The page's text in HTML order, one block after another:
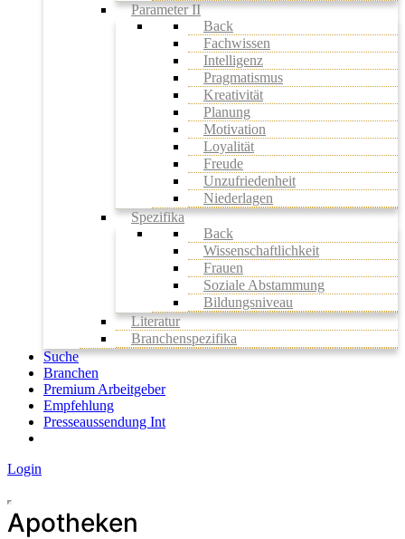
Parameter II
Back
Fachwissen
Intelligenz
Pragmatismus
Kreativität
Planung
Motivation
Loyalität
Freude
Unzufriedenheit
Niederlagen
Spezifika
Back
Wissenschaftlichkeit
Frauen
Soziale Abstammung
Bildungsniveau
Literatur
Branchenspezifika
Suche
Branchen
Premium Arbeitgeber
Empfehlung
Presseaussendung Int
Login
Apotheken